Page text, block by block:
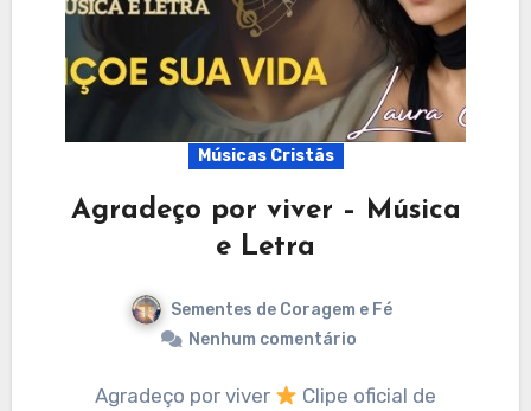
Músicas Cristãs
Agradeço por viver – Música
e Letra
Sementes de Coragem e Fé
Nenhum comentário
Agradeço por viver
Clipe oficial de